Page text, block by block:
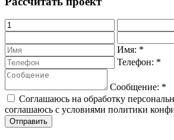
Имя: *
Телефон: *
Сообщение: *
Соглашаюсь на обработку
соглашаюсь с условиями политики